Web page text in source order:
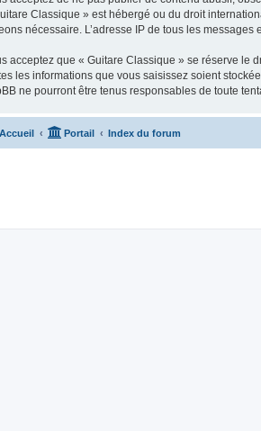
Classique » est hébergé ou du droit
nécessaire. L’adresse IP de tous les
acceptez que « Guitare Classique » se réserve le
les informations que vous saisissez soient
ne pourront être tenus responsables de toute
Accueil Portail Index du forum